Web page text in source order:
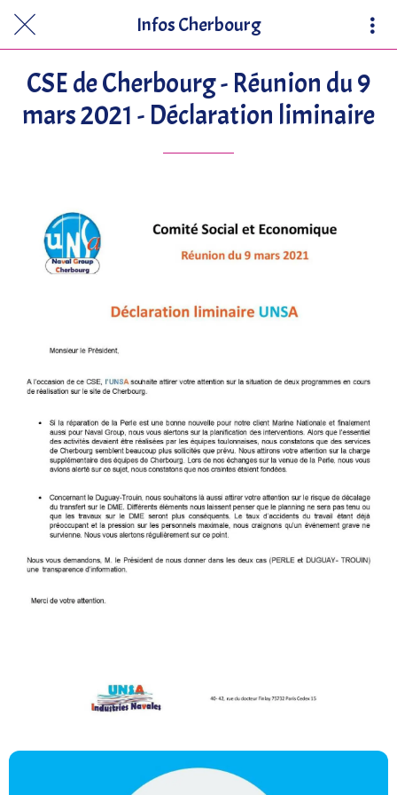
Infos Cherbourg
CSE de Cherbourg - Réunion du 9
mars 2021 - Déclaration liminaire